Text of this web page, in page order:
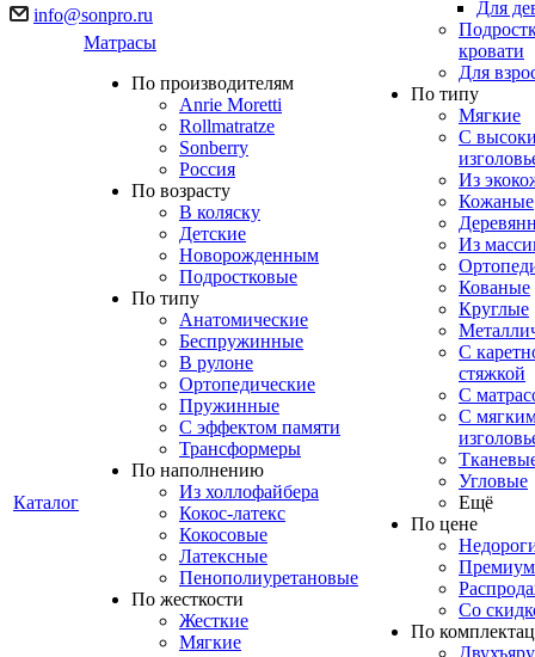
Каталог
Матрасы
По производителям
Anrie Moretti
Rollmatratze
Sonberry
Россия
По возрасту
В коляску
Детские
Новорожденным
Подростковые
По типу
Анатомические
Беспружинные
В рулоне
Ортопедические
Пружинные
С эффектом памяти
Трансформеры
По наполнению
Из холлофайбера
Кокос-латекс
Кокосовые
Латексные
Пенополиуретановые
По жесткости
Жесткие
Мягкие
Для
кровати
Для
По типу
Мягкие
C
Из
Кожаные
Из
Кованые
Круглые
С
стяжкой
С
С
Угловые
Ещё
По цене
Премиум
Со
По
info@sonpro.ru